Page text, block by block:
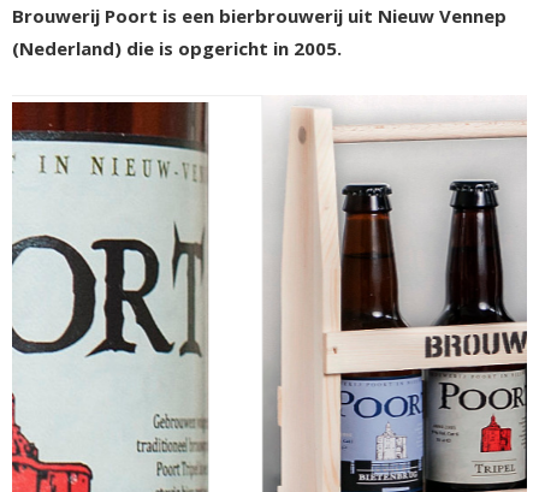
Brouwerij Poort is een bierbrouwerij uit Nieuw Vennep
(Nederland) die is opgericht in 2005.